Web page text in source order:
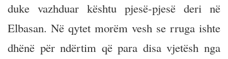
duke vazhduar kështu pjesë-pjesë deri në
Elbasan. Në qytet morëm vesh se rruga ishte
dhënë për ndërtim që para disa vjetësh nga